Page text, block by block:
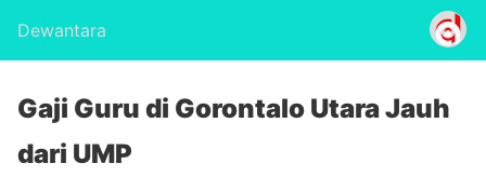
Dewantara
Gaji Guru di Gorontalo Utara Jauh
dari UMP